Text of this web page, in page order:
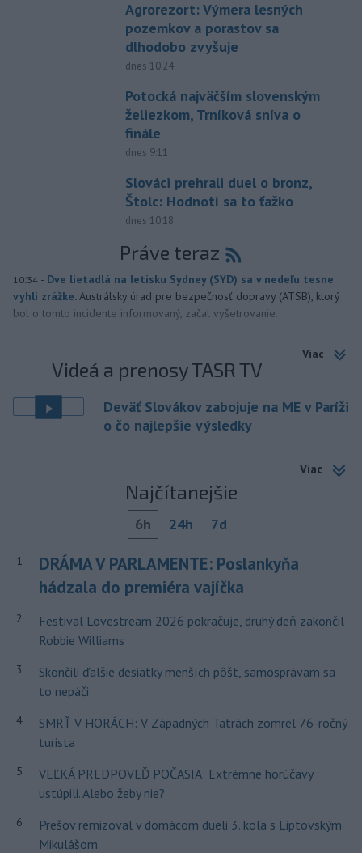
Agrorezort: Výmera lesných
pozemkov a porastov sa
dlhodobo zvyšuje
dnes 10:24
Potocká najväčším slovenským
želiezkom, Trníková sníva o
finále
dnes 9:11
Slováci prehrali duel o bronz,
Štolc: Hodnotí sa to ťažko
dnes 10:18
Práve teraz
10:34 - Dve lietadlá na letisku Sydney (SYD) sa v nedeľu tesne
vyhli zrážke.Austrálsky úrad pre bezpečnosť dopravy (ATSB), ktorý
bol o tomto incidente informovaný, začal vyšetrovanie.
Viac
Videá a prenosy TASR TV
Deväť Slovákov zabojuje na ME v Paríži
o čo najlepšie výsledky
Viac
Najčítanejšie
6h 24h 7d
1
DRÁMA V PARLAMENTE: Poslankyňa
hádzala do premiéra vajíčka
2
Festival Lovestream 2026 pokračuje, druhý deň zakončil
Robbie Williams
3
Skončili ďalšie desiatky menších pôšt, samosprávam sa
to nepáči
4
SMRŤ V HORÁCH: V Západných Tatrách zomrel 76-ročný
turista
5
VEĽKÁ PREDPOVEĎ POČASIA: Extrémne horúčavy
ustúpili. Alebo žeby nie?
6
Prešov remizoval v domácom dueli 3. kola s Liptovským
Mikulášom